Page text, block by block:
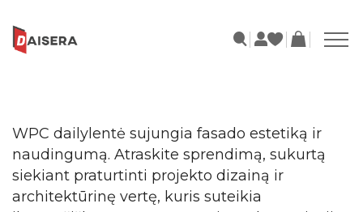
WPC dailylentė sujungia fasado estetiką ir
naudingumą. Atraskite sprendimą, sukurtą
siekiant praturtinti projekto dizainą ir
architektūrinę vertę, kuris suteikia